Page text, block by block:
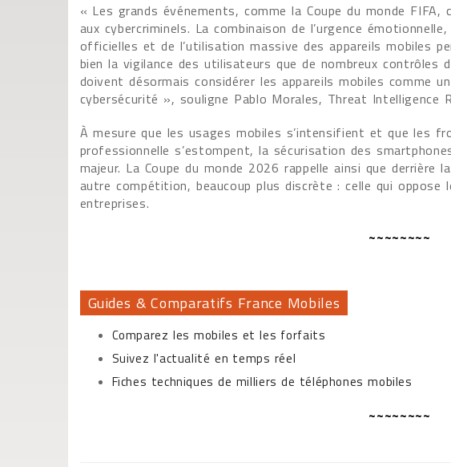
« Les grands événements, comme la Coupe du monde
aux cybercriminels. La combinaison de l’urgence
officielles et de l’utilisation massive des appareils mobiles
bien la vigilance des utilisateurs que de nombreux contrôles
doivent désormais considérer les appareils mobiles comme
cybersécurité », souligne Pablo Morales, Threat Intelligence
À mesure que les usages mobiles s’intensifient et que les
professionnelle s’estompent, la sécurisation des
majeur. La Coupe du monde 2026 rappelle ainsi que
autre compétition, beaucoup plus discrète : celle qui
entreprises.
~~~~~~~~
Guides & Comparatifs France Mobiles
Comparez les mobiles et les forfaits
Suivez l'actualité en temps réel
Fiches techniques de milliers de téléphones mobiles
~~~~~~~~